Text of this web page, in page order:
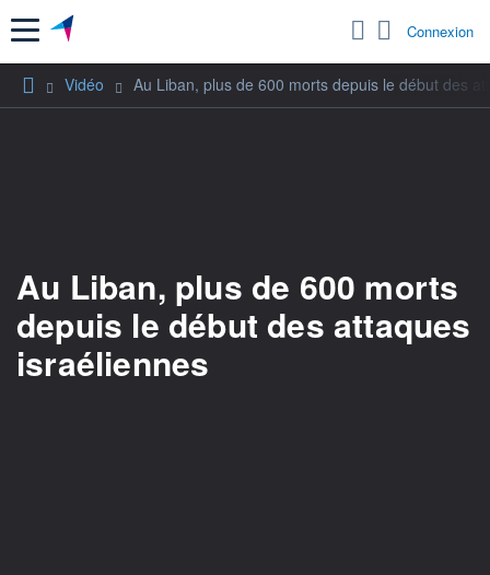
Menu Connexion
Vidéo Au Liban, plus de 600 morts depuis le début des
Au Liban, plus de 600 morts
depuis le début des attaques
israéliennes